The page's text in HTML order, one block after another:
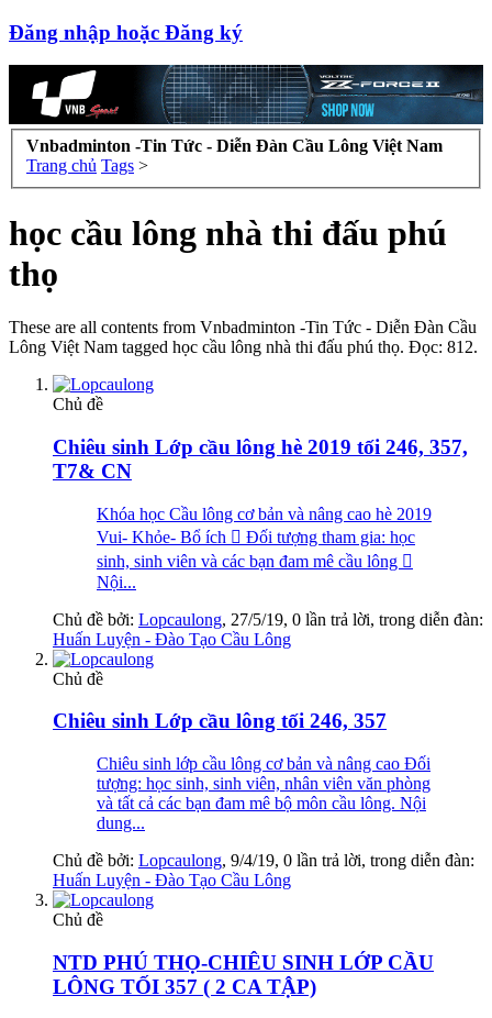
Đăng nhập hoặc Đăng ký
Vnbadminton -Tin Tức - Diễn Đàn Cầu Lông Việt Nam
Trang chủ Tags >
học cầu lông nhà thi đấu phú
thọ
These are all contents from Vnbadminton -Tin Tức - Diễn Đàn Cầu
Lông Việt Nam tagged học cầu lông nhà thi đấu phú thọ. Đọc: 812.
Chủ đề
Chiêu sinh Lớp cầu lông hè 2019 tối 246, 357,
T7& CN
Khóa học Cầu lông cơ bản và nâng cao hè 2019
Vui- Khỏe- Bổ ích  Đối tượng tham gia: học
sinh, sinh viên và các bạn đam mê cầu lông 
Nội...
Chủ đề bởi: Lopcaulong, 27/5/19, 0 lần trả lời, trong diễn đàn:
Huấn Luyện - Đào Tạo Cầu Lông
Chủ đề
Chiêu sinh Lớp cầu lông tối 246, 357
Chiêu sinh lớp cầu lông cơ bản và nâng cao Đối
tượng: học sinh, sinh viên, nhân viên văn phòng
và tất cả các bạn đam mê bộ môn cầu lông. Nội
dung...
Chủ đề bởi: Lopcaulong, 9/4/19, 0 lần trả lời, trong diễn đàn:
Huấn Luyện - Đào Tạo Cầu Lông
Chủ đề
NTD PHÚ THỌ-CHIÊU SINH LỚP CẦU
LÔNG TỐI 357 ( 2 CA TẬP)